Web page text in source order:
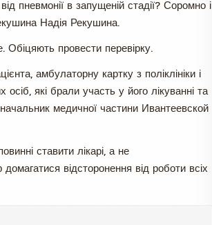
пневмонії в запущеній стадії? Соромно і
Надія Рекушина.
Обіцяють провести перевірку.
амбулаторну картку з поліклініки і
які брали участь у його лікуванні та
медичної частини Ивантеевской
ставити лікарі, а не
відсторонення від роботи всіх